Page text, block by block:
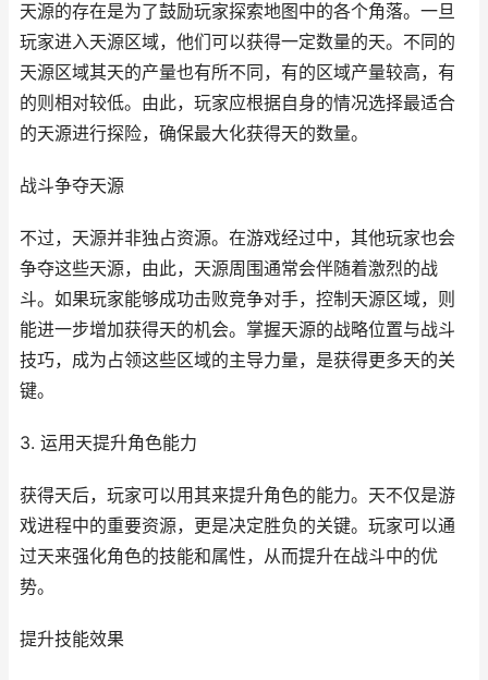
天源的存在是为了鼓励玩家探索地图中的各个角落。一旦
玩家进入天源区域，他们可以获得一定数量的天。不同的
天源区域其天的产量也有所不同，有的区域产量较高，有
的则相对较低。由此，玩家应根据自身的情况选择最适合
的天源进行探险，确保最大化获得天的数量。
战斗争夺天源
不过，天源并非独占资源。在游戏经过中，其他玩家也会
争夺这些天源，由此，天源周围通常会伴随着激烈的战
斗。如果玩家能够成功击败竞争对手，控制天源区域，则
能进一步增加获得天的机会。掌握天源的战略位置与战斗
技巧，成为占领这些区域的主导力量，是获得更多天的关
键。
3. 运用天提升角色能力
获得天后，玩家可以用其来提升角色的能力。天不仅是游
戏进程中的重要资源，更是决定胜负的关键。玩家可以通
过天来强化角色的技能和属性，从而提升在战斗中的优
势。
提升技能效果